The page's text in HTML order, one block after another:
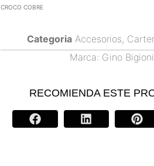
CROCO COBRE
Categoria Accesorios,
Marca: Gino Bigioni
RECOMIENDA ESTE